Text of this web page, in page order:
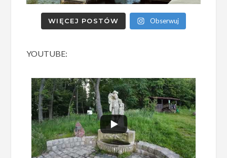
WIĘCEJ POSTÓW Obserwuj
YOUTUBE: